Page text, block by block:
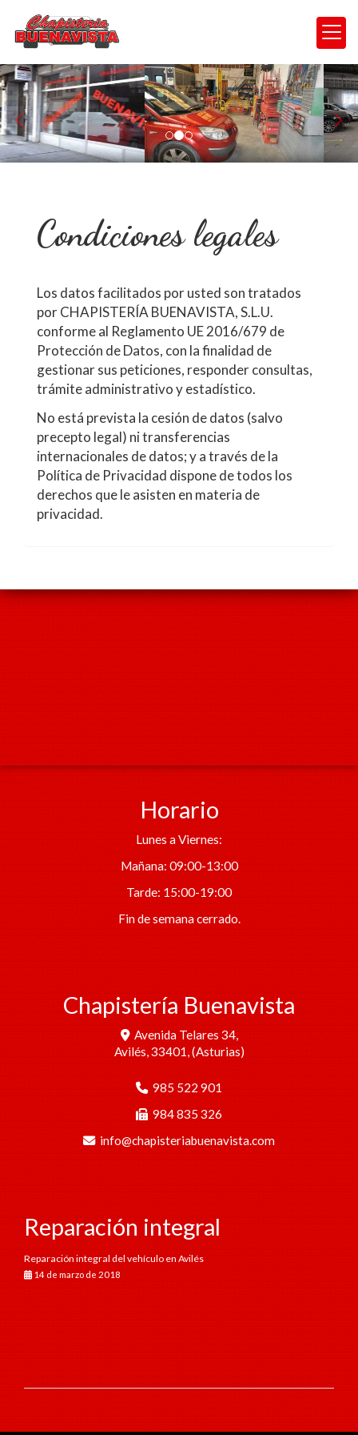
prev
Condiciones legales
Los datos facilitados por usted son tratados
porCHAPISTERÍA BUENAVISTA, S.L.U.
conforme al Reglamento UE 2016/679 de
Protección de Datos, con la finalidad de
gestionar sus peticiones, responder consultas,
trámite administrativo y estadístico.
No está prevista la cesión de datos (salvo
precepto legal) ni transferencias
internacionales de datos; y a través de la
Política de Privacidad dispone de todos los
derechos que le asisten en materia de
privacidad.
Horario
Lunes a Viernes:
Mañana: 09:00-13:00
Tarde: 15:00-19:00
Fin de semana cerrado.
Chapistería Buenavista
Avenida Telares 34,
Avilés,33401,(Asturias)
985 522 901
984 835 326
info
chapisteriabuenavista.com
Reparación integral
Reparación integral del vehículo en Avilés
14 de marzo de 2018